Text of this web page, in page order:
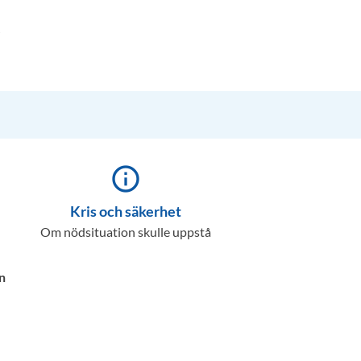
info_outline
Kris och säkerhet
Om nödsituation skulle uppstå